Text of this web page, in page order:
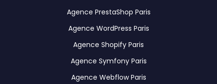
Agence PrestaShop Paris
Agence WordPress Paris
Agence Shopify Paris
Agence Symfony Paris
Agence Webflow Paris